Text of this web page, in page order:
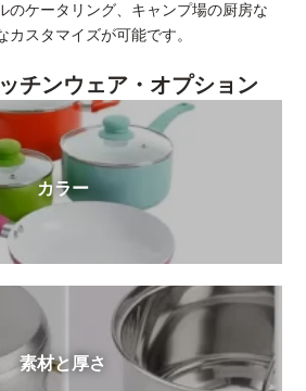
のケータリング、キャンプ場の厨房な
カスタマイズが可能です。
チンウェア・オプション
カラー
素材と厚さ